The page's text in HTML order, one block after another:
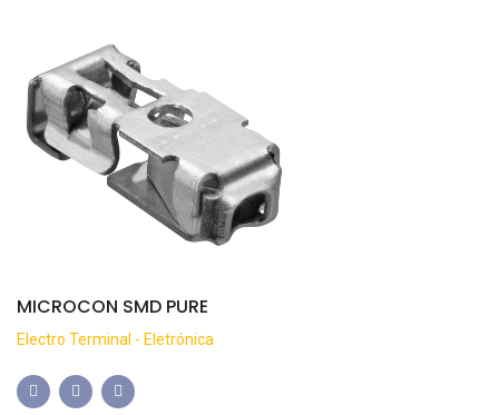
MICROCON SMD PURE
Electro Terminal - Eletrónica